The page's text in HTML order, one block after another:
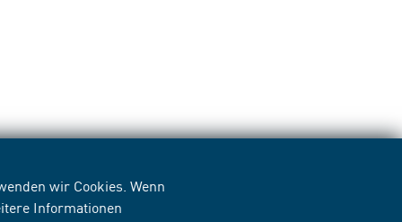
wir Cookies. Wenn
Informationen